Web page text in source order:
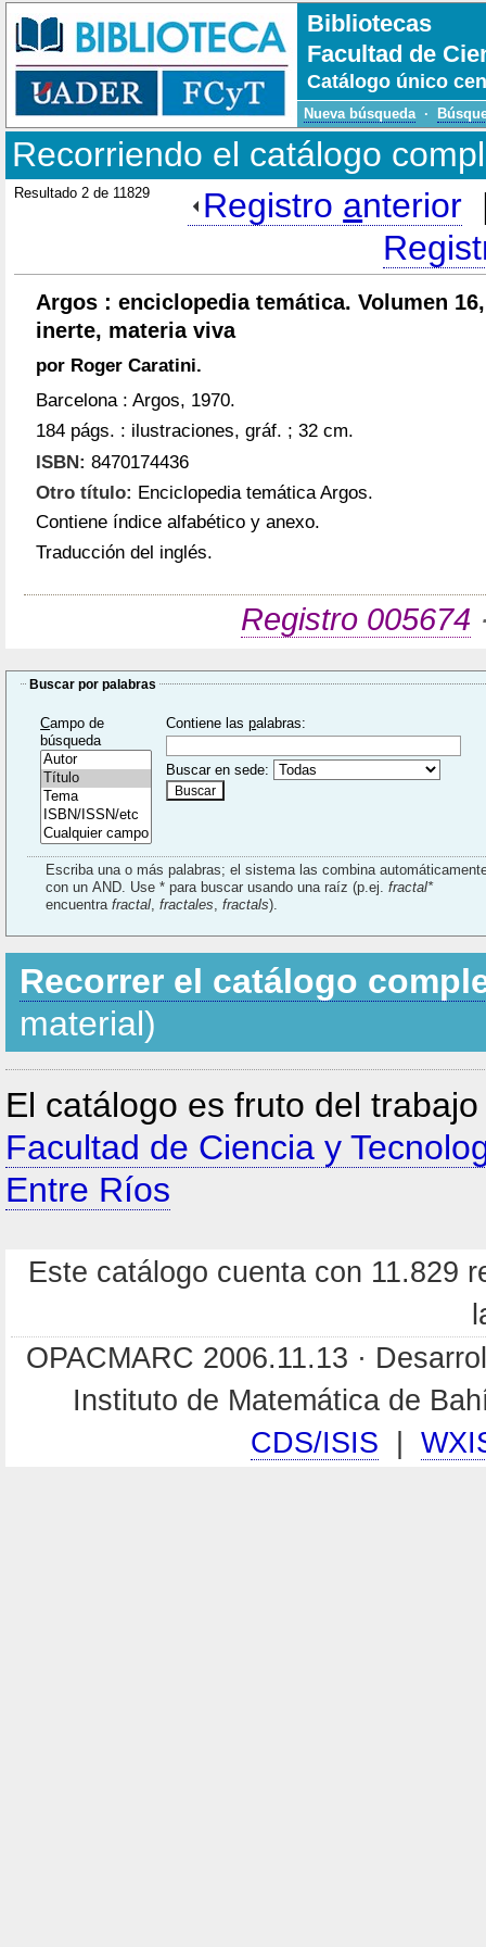
Bibliotecas
Facultad de
Catálogo único
Nueva búsqueda ·
Recorriendo el catálogo
Resultado 2 de 11829 Registro anterior
Argos : enciclopedia temática. Volumen
inerte, materia viva
por Roger Caratini.
Barcelona : Argos, 1970.
184 págs. : ilustraciones, gráf. ; 32 cm.
ISBN: 8470174436
Otro título: Enciclopedia temática Argos.
Contiene índice alfabético y anexo.
Traducción del inglés.
Registro 005674
Buscar por palabras
Campo de
búsqueda
Contiene laspalabras:
Buscar en sede:
Escriba una o más palabras; el sistema las combina
con un AND. Use * para buscar usando una raíz (p.ej.fractal*
encuentrafractal,fractales,fractals).
Recorrer el catálogo
material)
El catálogo es fruto del
Facultad de Ciencia y
Entre Ríos
Este catálogo cuenta con 11.829
OPACMARC 2006.11.13 ·
Instituto de Matemática de
CDS/ISIS